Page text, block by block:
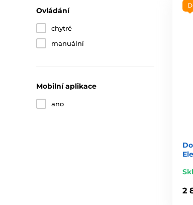
Ovládání
chytré
manuální
Mobilní aplikace
ano
2